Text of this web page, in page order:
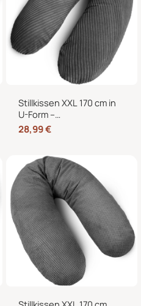
Stillkissen XXL 170 cm in
U-Form –
Schwangerschaftskissen,
Seitenschläferkissen und
Bezug
28,99€